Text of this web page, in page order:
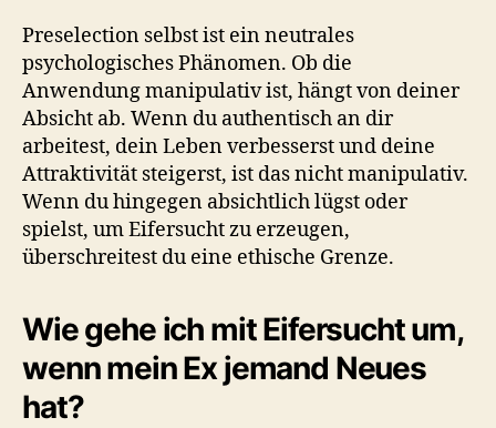
Preselection selbst ist ein neutrales
psychologisches Phänomen. Ob die
Anwendung manipulativ ist, hängt von deiner
Absicht ab. Wenn du authentisch an dir
arbeitest, dein Leben verbesserst und deine
Attraktivität steigerst, ist das nicht manipulativ.
Wenn du hingegen absichtlich lügst oder
spielst, um Eifersucht zu erzeugen,
überschreitest du eine ethische Grenze.
Wie gehe ich mit Eifersucht um,
wenn mein Ex jemand Neues
hat?